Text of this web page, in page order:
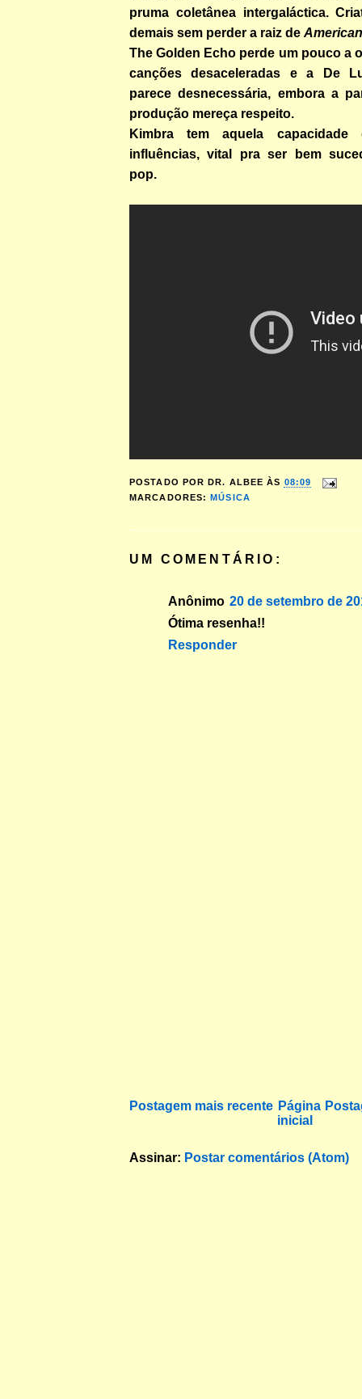
pruma coletânea intergaláctica.
demais sem perder a raiz de
The Golden Echo perde um pouco a
canções desaceleradas e a De
parece desnecessária, embora a
produção mereça respeito.
Kimbra tem aquela capacidade
influências, vital pra ser bem
pop.
POSTADO POR DR. ALBEE ÀS 08:09
MARCADORES:MÚSICA
UM COMENTÁRIO:
Anônimo 20 de setembro de
Ótima resenha!!
Responder
Postagem mais recente Página
inicial
Assinar: Postar comentários (Atom)